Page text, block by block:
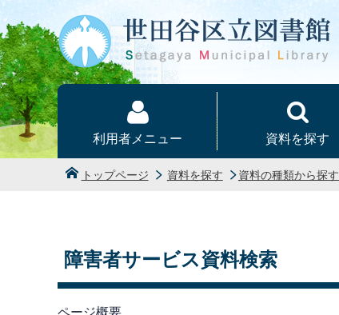
本文へ
利用者メニュー 資料を探す
トップページ 資料を探す 資料の種類から探す
障害者サービス資料検索